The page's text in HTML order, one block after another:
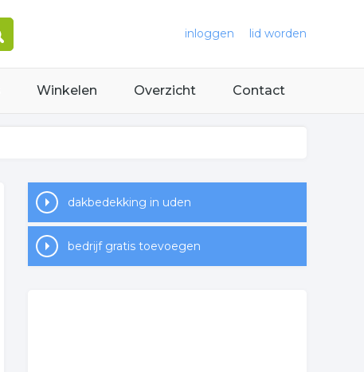
inloggen lid worden
Winkelen Overzicht Contact
dakbedekking in uden
bedrijf gratis toevoegen